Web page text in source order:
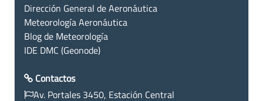
Dirección General de Aeronáutica
Meteorología Aeronáutica
Blog de Meteorología
IDE DMC (Geonode)
Contactos
Av. Portales 3450, Estación Central